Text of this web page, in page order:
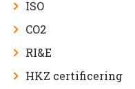
ISO
CO2
RI&E
HKZ certificering